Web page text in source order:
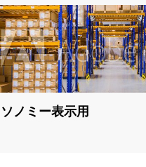
ノミー表示用